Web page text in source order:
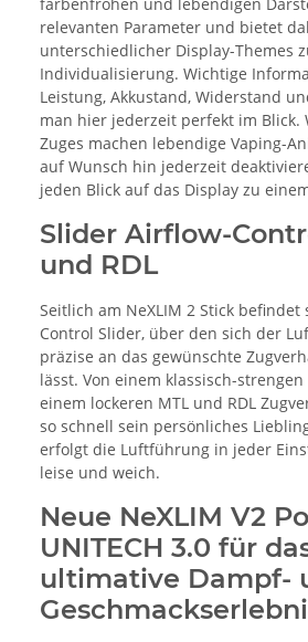
relevanten Parameter und bietet
unterschiedlicher Display-Themes
Individualisierung. Wichtige
Leistung, Akkustand, Widerstand
man hier jederzeit perfekt im Blick.
Zuges machen lebendige Vaping-
auf Wunsch hin jederzeit
jeden Blick auf das Display zu
Slider Airflow-
und RDL
Seitlich am NeXLIM 2 Stick
Control Slider, über den sich der
präzise an das gewünschte
lässt. Von einem klassisch-
einem lockeren MTL und RDL
so schnell sein persönliches
erfolgt die Luftführung in jeder
leise und weich.
Neue NeXLIM V2
UNITECH 3.0 für
ultimative Dampf-